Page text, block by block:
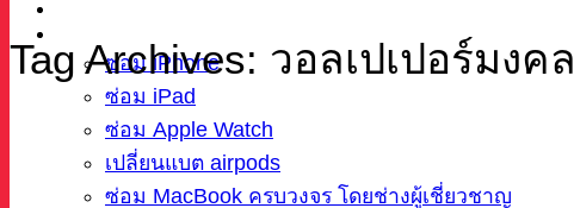
ซ่อม iPhone
ซ่อม iPad
ซ่อม Apple Watch
เปลี่ยนแบต airpods
ซ่อม MacBook ครบวงจร โดยช่างผู้เชี่ยวชาญ
Tag Archives: วอลเปเปอร์มงคล